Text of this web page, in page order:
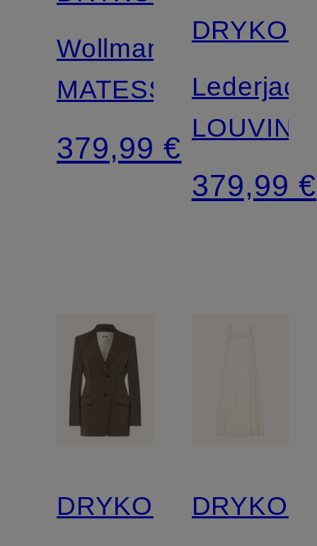
Wollmantel
MATESSO
379,99 €
LOUVIN
379,99 €
DRYKORN